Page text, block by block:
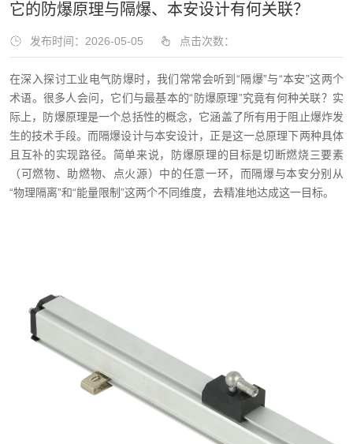
它的防爆原理与隔爆、本安设计有何关联？
发布时间：2026-05-05 点击次数：
在深入探讨工业电气防爆时，我们常常会听到“隔爆”与“本安”这两个
术语。很多人会问，它们与最基本的“防爆原理”究竟有何种关联？实
际上，防爆原理是一个总括性的概念，它涵盖了所有用于阻止爆炸发
生的技术手段。而隔爆设计与本安设计，正是这一总原理下两种具体
且互补的实现路径。简单来说，防爆原理的目标是切断燃烧三要素
（可燃物、助燃物、点火源）中的任意一环，而隔爆与本安分别从
“物理隔离”和“能量限制”这两个不同维度，去精准地达成这一目标。